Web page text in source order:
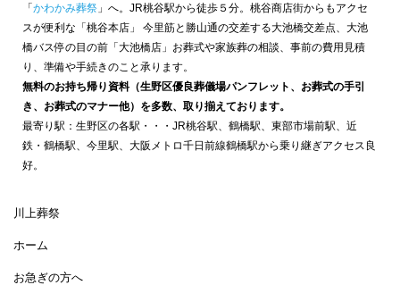
「 かわかみ葬祭 」へ。JR桃谷駅から徒歩５分。桃谷商店街からもアクセ
スが便利な「桃谷本店」 今里筋と勝山通の交差する大池橋交差点、大池
橋バス停の目の前「大池橋店」お葬式や家族葬の相談、事前の費用見積
り、準備や手続きのこと承ります。
無料のお持ち帰り資料（生野区優良葬儀場パンフレット、お葬式の手引
き、お葬式のマナー他）を多数、取り揃えております。
最寄り駅：生野区の各駅・・・JR桃谷駅、鶴橋駅、東部市場前駅、近
鉄・鶴橋駅、今里駅、大阪メトロ千日前線鶴橋駅から乗り継ぎアクセス良
好。
川上葬祭
ホーム
お急ぎの方へ